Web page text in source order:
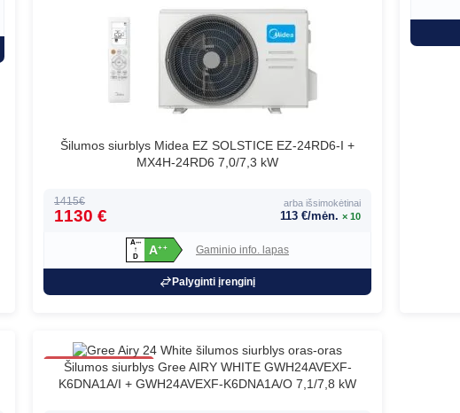
Šilumos siurblys Midea EZ SOLSTICE EZ-24RD6-I +
MX4H-24RD6 7,0/7,3 kW
1415€
1130 €
arba išsimokėtinai
113 €/mėn. × 10
A+++
↑
D
A++ Gaminio info. lapas
Palyginti įrenginį
80
Šilumos siurblys Gree AIRY WHITE GWH24AVEXF-
K6DNA1A/I + GWH24AVEXF-K6DNA1A/O 7,1/7,8 kW